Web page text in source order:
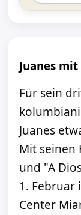
Juanes
Für sein
Juanes
Mit seinen
und "A
1. Februar
Center